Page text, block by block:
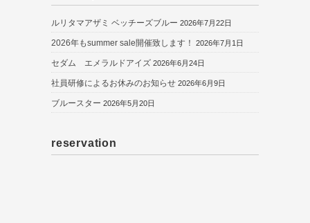
ルリタマアザミ ベッチーズブルー 2026年7月22日
2026年もsummer sale開催致します！ 2026年7月1日
セダム エメラルドアイズ 2026年6月24日
社員研修によるお休みのお知らせ 2026年6月9日
ブルースター 2026年5月20日
reservation